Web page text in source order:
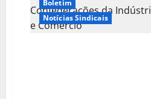
Boletim
Notícias Sindicais